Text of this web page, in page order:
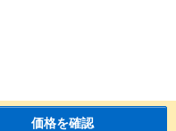
価格を確認